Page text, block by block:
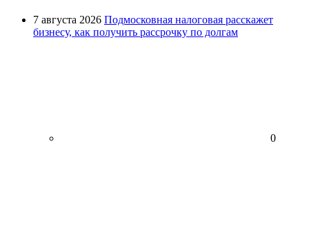
7 августа 2026 Подмосковная налоговая расскажет
бизнесу, как получить рассрочку по долгам
0